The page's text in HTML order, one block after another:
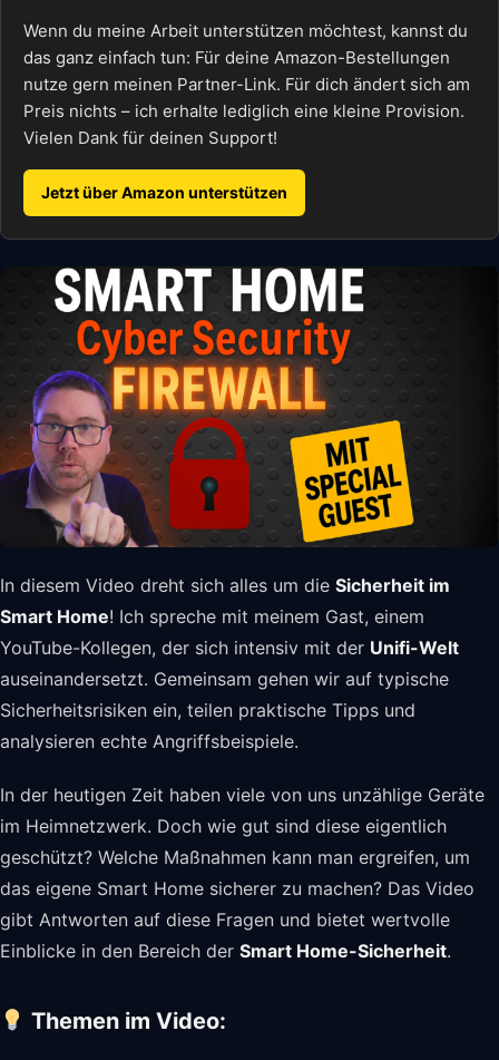
Wenn du meine Arbeit unterstützen möchtest, kannst du
das ganz einfach tun: Für deine Amazon-Bestellungen
nutze gern meinen Partner-Link. Für dich ändert sich am
Preis nichts – ich erhalte lediglich eine kleine Provision.
Vielen Dank für deinen Support!
Jetzt über Amazon unterstützen
In diesem Video dreht sich alles um die Sicherheit im
Smart Home! Ich spreche mit meinem Gast, einem
YouTube-Kollegen, der sich intensiv mit der Unifi-Welt
auseinandersetzt. Gemeinsam gehen wir auf typische
Sicherheitsrisiken ein, teilen praktische Tipps und
analysieren echte Angriffsbeispiele.
In der heutigen Zeit haben viele von uns unzählige Geräte
im Heimnetzwerk. Doch wie gut sind diese eigentlich
geschützt? Welche Maßnahmen kann man ergreifen, um
das eigene Smart Home sicherer zu machen? Das Video
gibt Antworten auf diese Fragen und bietet wertvolle
Einblicke in den Bereich der Smart Home-Sicherheit.
Themen im Video: